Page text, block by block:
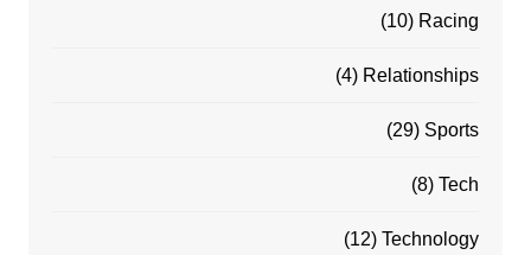
Racing
(10)
Relationships
(4)
Sports
(29)
Tech
(8)
Technology
(12)